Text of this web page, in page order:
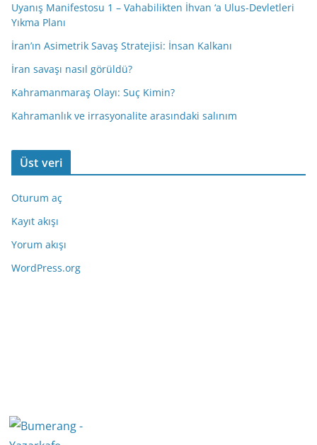
Uyanış Manifestosu 1 – Vahabilikten İhvan ‘a Ulus-Devletleri
Yıkma Planı
İran’ın Asimetrik Savaş Stratejisi: İnsan Kalkanı
İran savaşı nasıl görüldü?
Kahramanmaraş Olayı: Suç Kimin?
Kahramanlık ve irrasyonalite arasındaki salınım
Üst veri
Oturum aç
Kayıt akışı
Yorum akışı
WordPress.org